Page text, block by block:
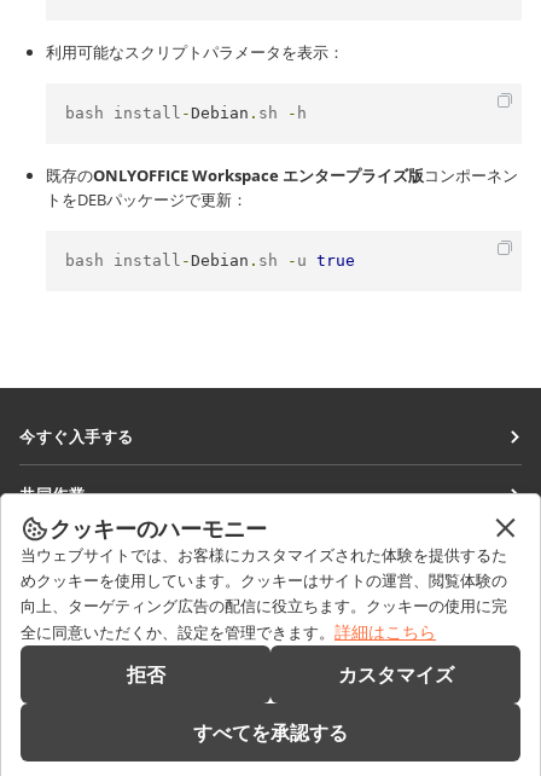
利用可能なスクリプトパラメータを表示：
bash install -Debian . sh - h
既存のONLYOFFICE Workspace エンタープライズ版コンポーネン
トをDEBパッケージで更新：
bash install -Debian . sh - u true
今すぐ入手する
DocSpace
Workspace
コネクター
デスクトップアプリ
モバイルアプリ
共同作業
貢献者向け
翻訳者向け
インフルエンサー向け
求人情報
ニュースを見る
ブログ
ヘルプを得る
フォーラム
セールスに関する質問
sales@onlyoffice.com
パートナーシップに関するお問い合わせpartners@onlyoffice.com
クッキーのハーモニー
当ウェブサイトでは、お客様にカスタマイズされた体験を提供するた
めクッキーを使用しています。クッキーはサイトの運営、閲覧体験の
向上、ターゲティング広告の配信に役立ちます。クッキーの使用に完
全に同意いただくか、設定を管理できます。 詳細はこちら
拒否 カスタマイズ
すべてを承認する